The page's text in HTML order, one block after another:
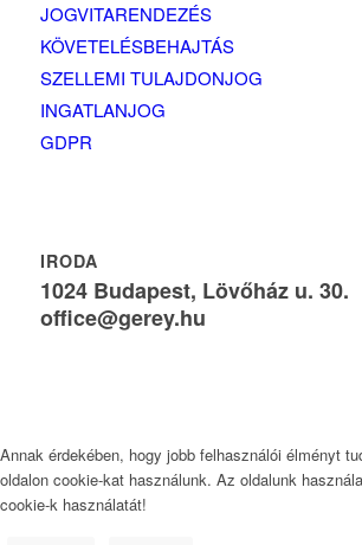
JOGVITARENDEZÉS
KÖVETELÉSBEHAJTÁS
SZELLEMI TULAJDONJOG
INGATLANJOG
GDPR
IRODA
1024 Budapest, Lövőház u. 30.
office@gerey.hu
Annak érdekében, hogy jobb felhasználói élményt
oldalon cookie-kat használunk. Az oldalunk
cookie-k használatát!